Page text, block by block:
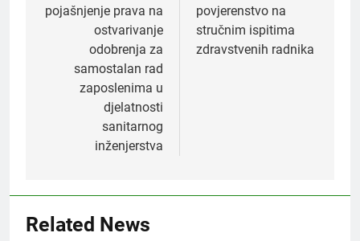
pojašnjenje prava na
ostvarivanje
odobrenja za
samostalan rad
zaposlenima u
djelatnosti
sanitarnog
inženjerstva
povjerenstvo na
stručnim ispitima
zdravstvenih radnika
Related News